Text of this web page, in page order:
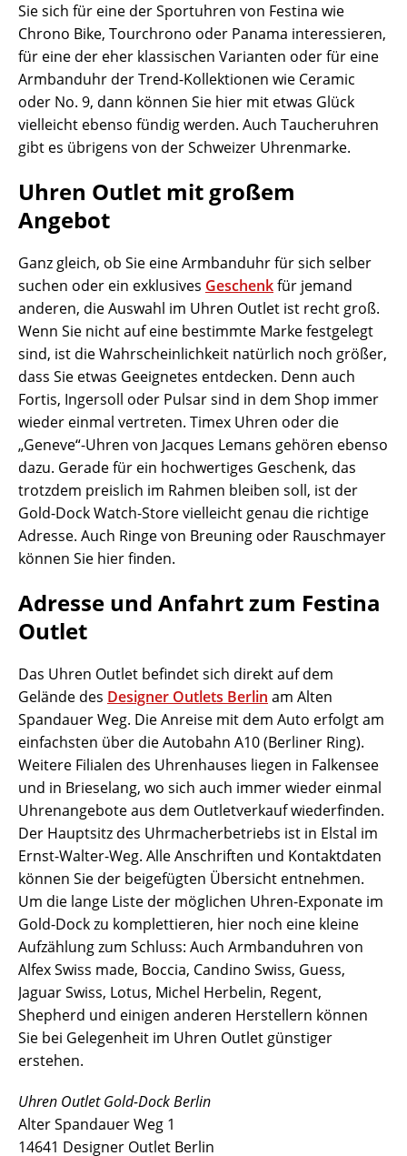
Sie sich für eine der Sportuhren von Festina wie
Chrono Bike, Tourchrono oder Panama interessieren,
für eine der eher klassischen Varianten oder für eine
Armbanduhr der Trend-Kollektionen wie Ceramic
oder No. 9, dann können Sie hier mit etwas Glück
vielleicht ebenso fündig werden. Auch Taucheruhren
gibt es übrigens von der Schweizer Uhrenmarke.
Uhren Outlet mit großem
Angebot
Ganz gleich, ob Sie eine Armbanduhr für sich selber
suchen oder ein exklusives Geschenkfür jemand
anderen, die Auswahl im Uhren Outlet ist recht groß.
Wenn Sie nicht auf eine bestimmte Marke festgelegt
sind, ist die Wahrscheinlichkeit natürlich noch größer,
dass Sie etwas Geeignetes entdecken. Denn auch
Fortis, Ingersoll oder Pulsar sind in dem Shop immer
wieder einmal vertreten. Timex Uhren oder die
„Geneve“-Uhren von Jacques Lemans gehören ebenso
dazu. Gerade für ein hochwertiges Geschenk, das
trotzdem preislich im Rahmen bleiben soll, ist der
Gold-Dock Watch-Store vielleicht genau die richtige
Adresse. Auch Ringe von Breuning oder Rauschmayer
können Sie hier finden.
Adresse und Anfahrt zum Festina
Outlet
Das Uhren Outlet befindet sich direkt auf dem
Gelände des Designer Outlets Berlin am Alten
Spandauer Weg. Die Anreise mit dem Auto erfolgt am
einfachsten über die Autobahn A10 (Berliner Ring).
Weitere Filialen des Uhrenhauses liegen in Falkensee
und in Brieselang, wo sich auch immer wieder einmal
Uhrenangebote aus dem Outletverkauf wiederfinden.
Der Hauptsitz des Uhrmacherbetriebs ist in Elstal im
Ernst-Walter-Weg. Alle Anschriften und Kontaktdaten
können Sie der beigefügten Übersicht entnehmen.
Um die lange Liste der möglichen Uhren-Exponate im
Gold-Dock zu komplettieren, hier noch eine kleine
Aufzählung zum Schluss: Auch Armbanduhren von
Alfex Swiss made, Boccia, Candino Swiss, Guess,
Jaguar Swiss, Lotus, Michel Herbelin, Regent,
Shepherd und einigen anderen Herstellern können
Sie bei Gelegenheit im Uhren Outlet günstiger
erstehen.
Uhren Outlet Gold-Dock Berlin
Alter Spandauer Weg 1
14641 Designer Outlet Berlin